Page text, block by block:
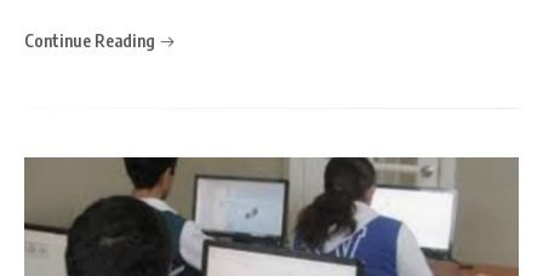
Continue Reading